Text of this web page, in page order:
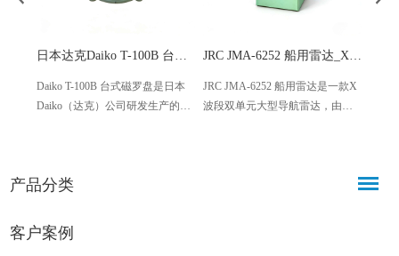
日本达克Daiko T-100B 台式磁罗盘 精准导航
Daiko T-100B 台式磁罗盘是日本
Daiko（达克）公司研发生产的专
配人性化设计。
JRC JMA-6252 船用雷达_X波段双单元导航雷达
JRC JMA-6252 船用雷达是一款X
波段双单元大型导航雷达，由全
各类
产品分类
客户案例